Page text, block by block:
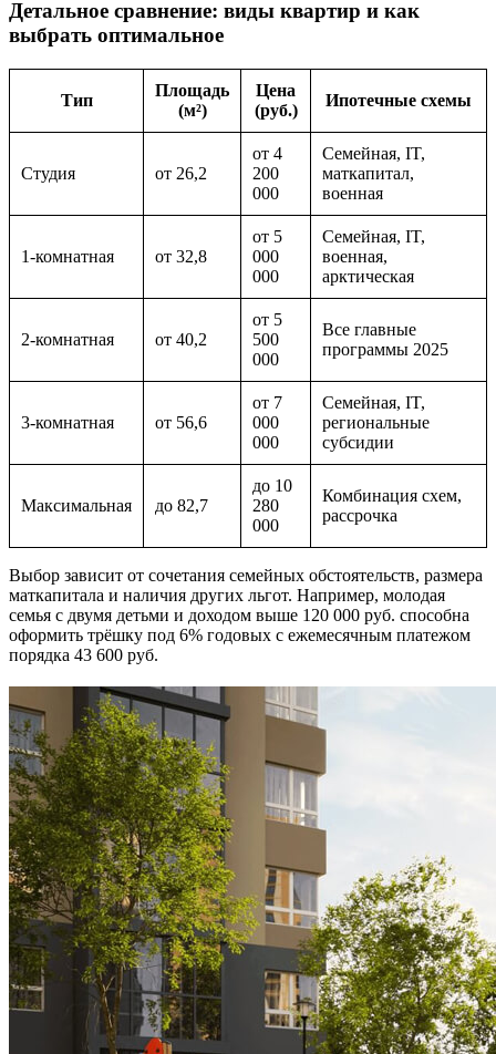
Детальное сравнение: виды квартир и как
выбрать оптимальное
Тип
Площадь
(м²)
Цена
(руб.)
Ипотечные схемы
Студия от 26,2
от 4
200
000
Семейная, IT,
маткапитал,
военная
1-комнатная от 32,8
от 5
000
000
Семейная, IT,
военная,
арктическая
2-комнатная от 40,2
от 5
500
000
Все главные
программы 2025
3-комнатная от 56,6
от 7
000
000
Семейная, IT,
региональные
субсидии
Максимальная до 82,7
до 10
280
000
Комбинация схем,
рассрочка
Выбор зависит от сочетания семейных обстоятельств, размера
маткапитала и наличия других льгот. Например, молодая
семья с двумя детьми и доходом выше 120 000 руб. способна
оформить трёшку под 6% годовых с ежемесячным платежом
порядка 43 600 руб.